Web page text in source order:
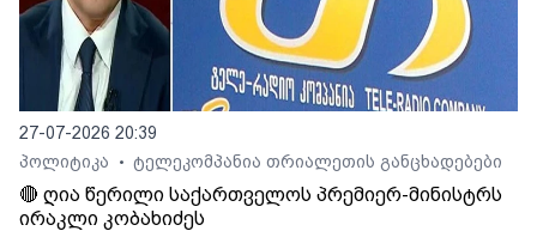
27-07-2026 20:39
პოლიტიკა
• ტელეკომპანია თრიალეთის განცხადებები
🔴 ღია წერილი საქართველოს პრემიერ-მინისტრს
ირაკლი კობახიძეს